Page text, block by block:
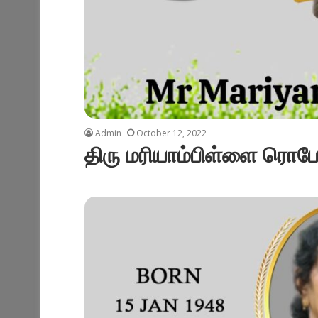
Admin October 12, 2022
திரு மரியாம்பிள்ளை